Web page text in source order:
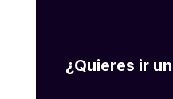
¿Quieres ir